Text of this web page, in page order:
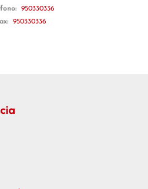
950330336
950330336